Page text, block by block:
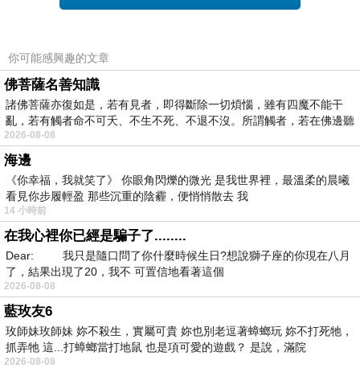
你可能感興趣的文章
佛菩薩名善知識
諸佛菩薩亦復如是，若有見者，即得斷除一切煩惱，雖有四魔不能干
亂，若有觸者命不可夭、不生不死、不退不沒。所謂觸者，若在佛邊聽
受
2026-08-08
海邊
《你幸福，我就笑了》 你眼角閃爍的微光 是我世界裡，最溫柔的晨曦
看見你步履輕盈 那些沉重的陰霾，便悄悄散去 我
14 小時前
在我心裡你已經是騙子了........
Dear: 我只是隨口問了你什麼時候生日?想說獅子座的你現在八月
了，結果出現了20，我不 可置信地看著這個
2026-08-08
藍玫友6
玫師妹玫師妹 妳不殺生，實屬可貴 妳也別老逗著蟑螂玩 妳不打死牠，
抓弄牠 這...打蟑螂當打地鼠 也是項可愛的遊戲？ 是說，滿院
2026-08-08